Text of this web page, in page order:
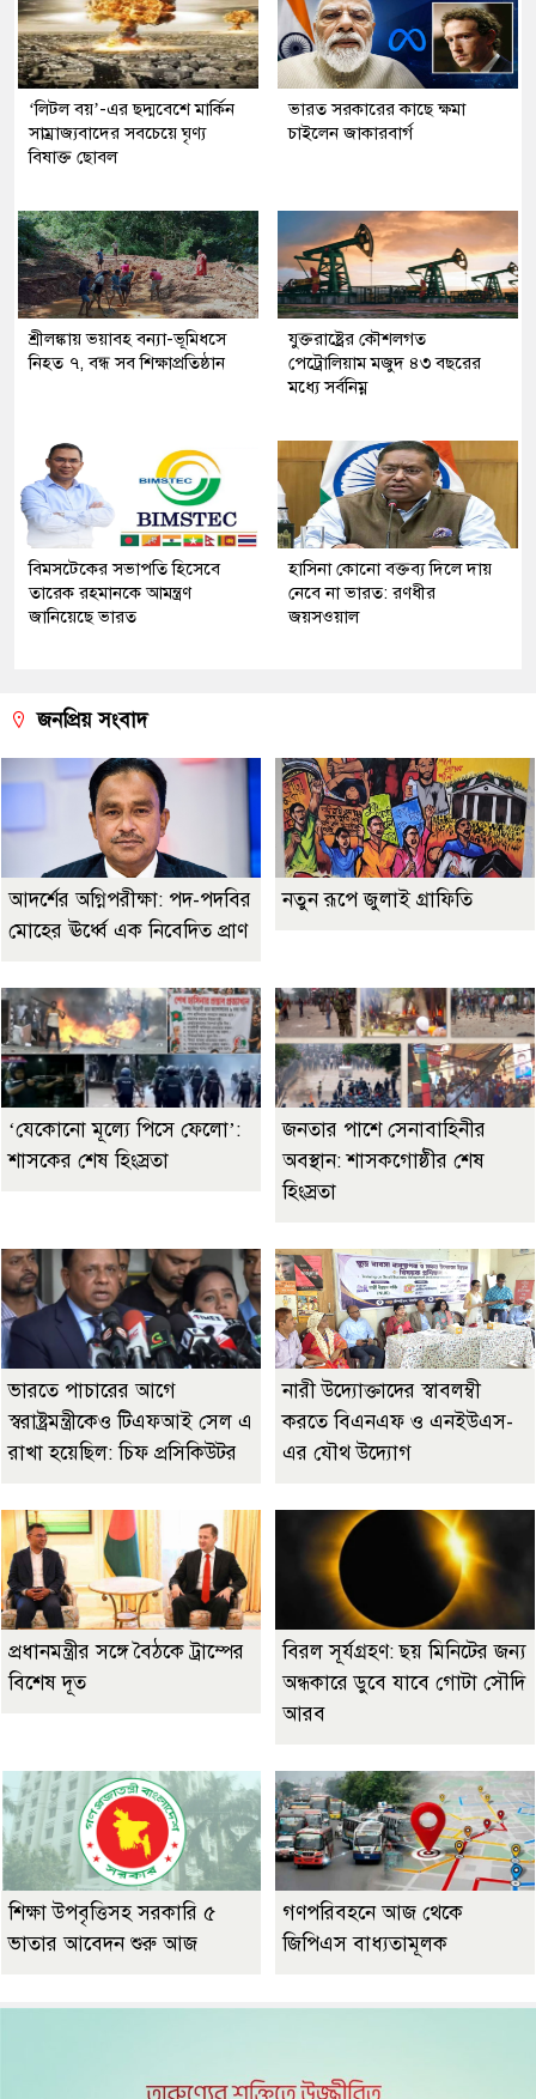
‘লিটল বয়’-এর ছদ্মবেশে মার্কিন
সাম্রাজ্যবাদের সবচেয়ে ঘৃণ্য
বিষাক্ত ছোবল
ভারত সরকারের কাছে ক্ষমা
চাইলেন জাকারবার্গ
শ্রীলঙ্কায় ভয়াবহ বন্যা-ভূমিধসে
নিহত ৭, বন্ধ সব শিক্ষাপ্রতিষ্ঠান
যুক্তরাষ্ট্রের কৌশলগত
পেট্রোলিয়াম মজুদ ৪৩ বছরের
মধ্যে সর্বনিম্ন
বিমসটেকের সভাপতি হিসেবে
তারেক রহমানকে আমন্ত্রণ
জানিয়েছে ভারত
হাসিনা কোনো বক্তব্য দিলে দায়
নেবে না ভারত: রণধীর
জয়সওয়াল
জনপ্রিয় সংবাদ
আদর্শের অগ্নিপরীক্ষা: পদ-পদবির
মোহের ঊর্ধ্বে এক নিবেদিত প্রাণ
নতুন রূপে জুলাই গ্রাফিতি
‘যেকোনো মূল্যে পিসে ফেলো’:
শাসকের শেষ হিংস্রতা
জনতার পাশে সেনাবাহিনীর
অবস্থান: শাসকগোষ্ঠীর শেষ
হিংস্রতা
ভারতে পাচারের আগে
স্বরাষ্ট্রমন্ত্রীকেও টিএফআই সেল এ
রাখা হয়েছিল: চিফ প্রসিকিউটর
নারী উদ্যোক্তাদের স্বাবলম্বী
করতে বিএনএফ ও এনইউএস-
এর যৌথ উদ্যোগ
প্রধানমন্ত্রীর সঙ্গে বৈঠকে ট্রাম্পের
বিশেষ দূত
বিরল সূর্যগ্রহণ: ছয় মিনিটের জন্য
অন্ধকারে ডুবে যাবে গোটা সৌদি
আরব
শিক্ষা উপবৃত্তিসহ সরকারি ৫
ভাতার আবেদন শুরু আজ
গণপরিবহনে আজ থেকে
জিপিএস বাধ্যতামূলক